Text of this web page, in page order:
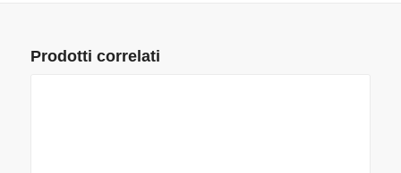
Prodotti correlati